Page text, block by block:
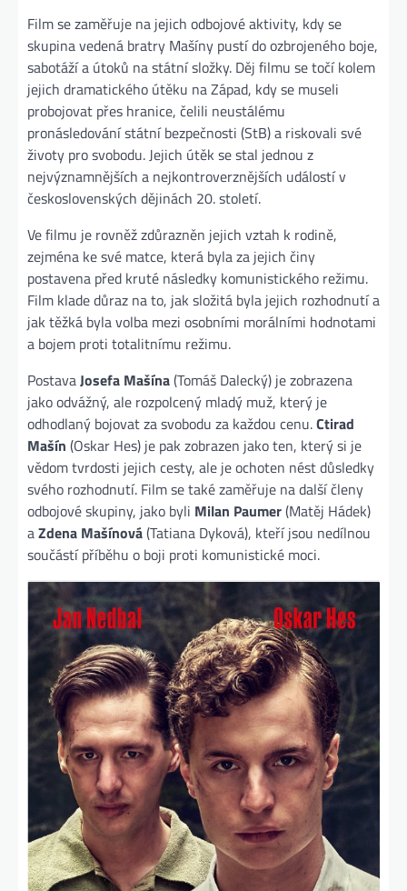
Film se zaměřuje na jejich odbojové aktivity, kdy se
skupina vedená bratry Mašíny pustí do ozbrojeného boje,
sabotáží a útoků na státní složky. Děj filmu se točí kolem
jejich dramatického útěku na Západ, kdy se museli
probojovat přes hranice, čelili neustálému
pronásledování státní bezpečnosti (StB) a riskovali své
životy pro svobodu. Jejich útěk se stal jednou z
nejvýznamnějších a nejkontroverznějších událostí v
československých dějinách 20. století.
Ve filmu je rovněž zdůrazněn jejich vztah k rodině,
zejména ke své matce, která byla za jejich činy
postavena před kruté následky komunistického režimu.
Film klade důraz na to, jak složitá byla jejich rozhodnutí a
jak těžká byla volba mezi osobními morálními hodnotami
a bojem proti totalitnímu režimu.
PostavaJosefa Mašína(Tomáš Dalecký) je zobrazena
jako odvážný, ale rozpolcený mladý muž, který je
odhodlaný bojovat za svobodu za každou cenu.Ctirad
Mašín (Oskar Hes) je pak zobrazen jako ten, který si je
vědom tvrdosti jejich cesty, ale je ochoten nést důsledky
svého rozhodnutí. Film se také zaměřuje na další členy
odbojové skupiny, jako byli Milan Paumer(Matěj Hádek)
aZdena Mašínová(Tatiana Dyková), kteří jsou nedílnou
součástí příběhu o boji proti komunistické moci.